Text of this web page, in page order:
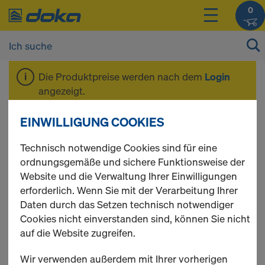
0
Die Produktpreise werden nach dem Login
angezeigt.
Seitenschutz
4 Produkte gefunden
Meist gesucht
Bordblech gelb
EINWILLIGUNG COOKIES
Technisch notwendige Cookies sind für eine
ordnungsgemäße und sichere Funktionsweise der
Website und die Verwaltung Ihrer Einwilligungen
erforderlich. Wenn Sie mit der Verarbeitung Ihrer
Daten durch das Setzen technisch notwendiger
Cookies nicht einverstanden sind, können Sie nicht
auf die Website zugreifen.
Wir verwenden außerdem mit Ihrer vorherigen